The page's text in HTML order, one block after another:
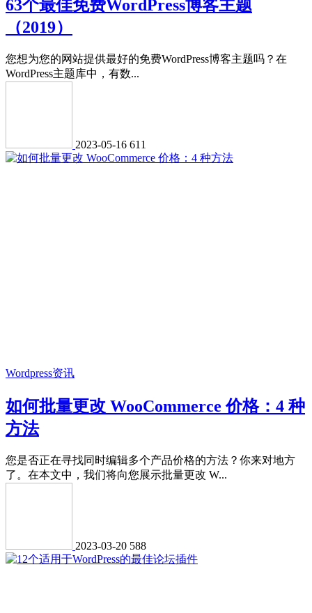
63个最佳免费WordPress博客主题
（2019）
您想为您的网站提供最好的免费WordPress博客主题吗？在
WordPress主题库中，有数...
2023-05-16 611
Wordpress资讯
如何批量更改 WooCommerce 价格：4 种
方法
您是否正在寻找同时编辑多个产品价格的方法？你来对地方
了。在本文中，我们将向您展示批量更改 W...
2023-03-20 588